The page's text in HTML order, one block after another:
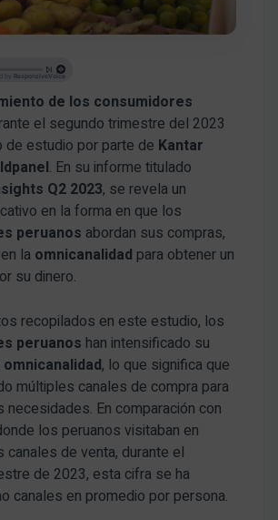
de los consumidores
el segundo trimestre del 2023
de estudio por parte de Kantar
. En su informe titulado
Q2 2023, se revela un
en la forma en que los
peruanos abordan sus compras,
la omnicanalidad para obtener un
su dinero.
recopilados en este estudio, los
peruanos han intensificado su
omnicanalidad, lo que significa que
múltiples canales de compra para
En comparación con
los peruanos visitaban en
canales de venta, durante el
de 2023, esta cifra se ha
canales en promedio por persona.